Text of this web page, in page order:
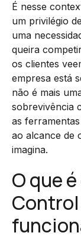
É nesse
um privilégio
uma
queira
os clientes
empresa está
não é mais
sobrevivência
as
ao alcance de
imagina.
O que